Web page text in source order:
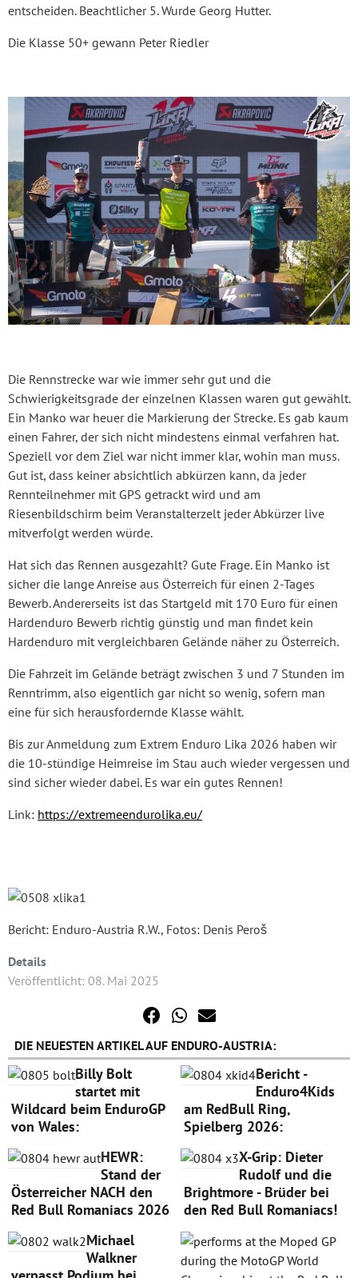
entscheiden. Beachtlicher 5. Wurde Georg Hutter.
Die Klasse 50+ gewann Peter Riedler
Die Rennstrecke war wie immer sehr gut und die
Schwierigkeitsgrade der einzelnen Klassen waren gut gewählt.
Ein Manko war heuer die Markierung der Strecke. Es gab kaum
einen Fahrer, der sich nicht mindestens einmal verfahren hat.
Speziell vor dem Ziel war nicht immer klar, wohin man muss.
Gut ist, dass keiner absichtlich abkürzen kann, da jeder
Rennteilnehmer mit GPS getrackt wird und am
Riesenbildschirm beim Veranstalterzelt jeder Abkürzer live
mitverfolgt werden würde.
Hat sich das Rennen ausgezahlt? Gute Frage. Ein Manko ist
sicher die lange Anreise aus Österreich für einen 2-Tages
Bewerb. Andererseits ist das Startgeld mit 170 Euro für einen
Hardenduro Bewerb richtig günstig und man findet kein
Hardenduro mit vergleichbaren Gelände näher zu Österreich.
Die Fahrzeit im Gelände beträgt zwischen 3 und 7 Stunden im
Renntrimm, also eigentlich gar nicht so wenig, sofern man
eine für sich herausfordernde Klasse wählt.
Bis zur Anmeldung zum Extrem Enduro Lika 2026 haben wir
die 10-stündige Heimreise im Stau auch wieder vergessen und
sind sicher wieder dabei. Es war ein gutes Rennen!
Link: https://extremeendurolika.eu/
Bericht: Enduro-Austria R.W., Fotos: Denis Peroš
Details
Veröffentlicht: 08. Mai 2025
DIE NEUESTEN ARTIKEL AUF ENDURO-AUSTRIA:
Billy Bolt
startet mit
Wildcard beim EnduroGP
von Wales:
Bericht -
Enduro4Kids
am RedBull Ring,
Spielberg 2026:
HEWR:
Stand der
Österreicher NACH den
Red Bull Romaniacs 2026
X-Grip: Dieter
Rudolf und die
Brightmore - Brüder bei
den Red Bull Romaniacs!
Michael
Walkner